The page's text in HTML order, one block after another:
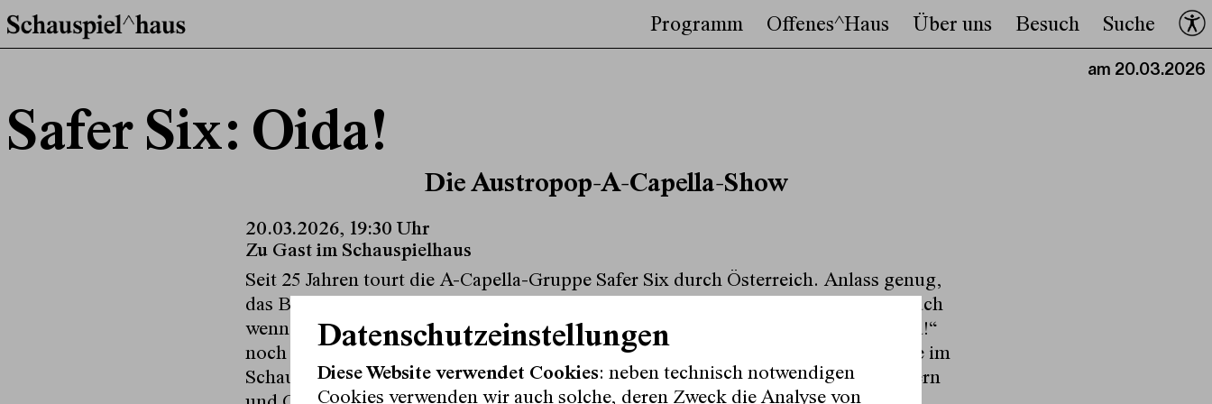
Programm Offenes^Haus Über uns Besuch Suche
am 20.03.2026
Safer Six: Oida!
Die Austropop-A-Capella-Show
20.03.2026, 19:30 Uhr
Zu Gast im Schauspielhaus
Seit 25 Jahren tourt die A-Capella-Gruppe Safer Six durch Österreich. Anlass genug,
das Band-Jubiläum ausgiebig mit einem Austropop-Programm zu feiern. Doch auch
wenn jedes Fest einmal enden muss, wollen die sechs Sänger ihr Programm „Oida!“
noch ein letztes Mal ordentlich zelebrieren. Zu diesem besonderen Anlass sind sie im
Schauspielhaus zu Gast: Songs von Falco, EAV, Fendrich, STS, Danzer, von Goisern
Datenschutzeinstellungen
Diese Website verwendet Cookies: neben technisch notwendigen
Cookies verwenden wir auch solche, deren Zweck die Analyse von